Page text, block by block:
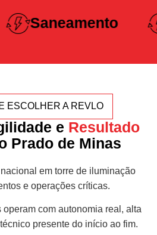
Construção
Pesada
ESCOLHER A REVLO
e Resultado
Prado de Minas
em torre de iluminação
e operações críticas.
com autonomia real, alta
presente do início ao fim.